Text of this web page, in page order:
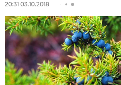
20:31 03.10.2018